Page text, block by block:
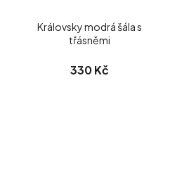
Královsky modrá šála s
třásněmi
330 Kč